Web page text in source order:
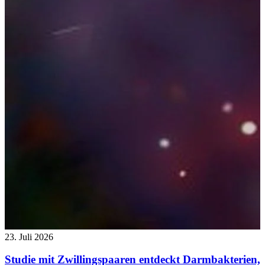
23. Juli 2026
Studie mit Zwillingspaaren entdeckt Darmbakterien,